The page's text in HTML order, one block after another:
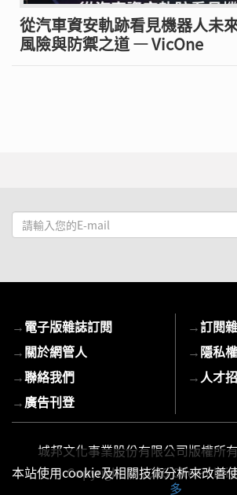
從汽車資安軌跡看見機器人未
風險與防禦之道 — VicOne
請
輸
mail
→電子版雜誌訂閱
→關於網管人
→聯絡我們
→廣告刊登
→訂閱
→隱私
→ 人才
城邦文化事業股份有限公司版權所
Copyright © 2026 Cite
本站使用cookie及相關技術分析來改善
多